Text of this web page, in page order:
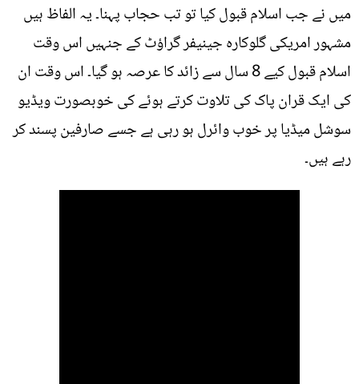
میں نے جب اسلام قبول کیا تو تب حجاب پہنا۔ یہ الفاظ ہیں
مشہور امریکی گلوکارہ جینیفر گراؤٹ کے جنہیں اس وقت
اسلام قبول کیے 8 سال سے زائد کا عرصہ ہو گیا۔ اس وقت ان
کی ایک قران پاک کی تلاوت کرتے ہوئے کی خوبصورت ویڈیو
سوشل میڈیا پر خوب وائرل ہو رہی ہے جسے صارفین پسند کر
رہے ہیں۔